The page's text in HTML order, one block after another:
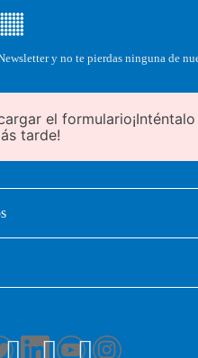
y no te pierdas ninguna de
el
tarde!